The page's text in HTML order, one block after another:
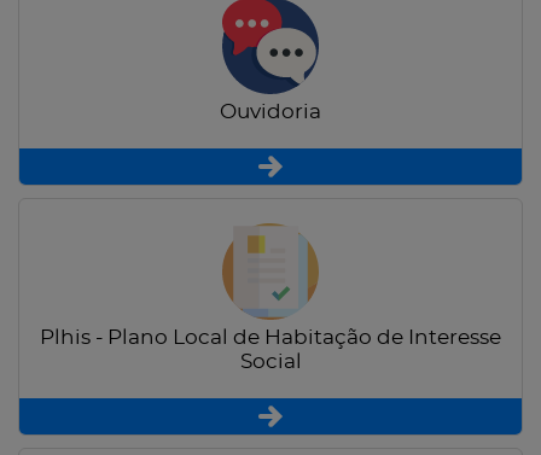
Ouvidoria
Plhis - Plano Local de Habitação de Interesse
Social